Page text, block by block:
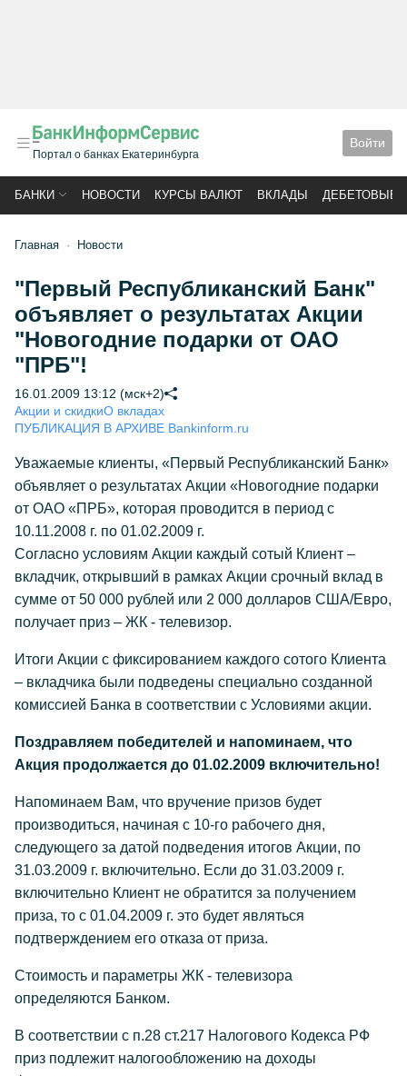
Портал о банках Екатеринбурга
Войти
БАНКИ НОВОСТИ КУРСЫ ВАЛЮТ ВКЛАДЫ ДЕБЕТОВЫЕ
Главная Новости
"Первый Республиканский Банк"
объявляет о результатах Акции
"Новогодние подарки от ОАО
"ПРБ"!
16.01.2009 13:12 (мск+2)
Акции и скидкиО вкладах
ПУБЛИКАЦИЯ В АРХИВЕ Bankinform.ru
Уважаемые клиенты, «Первый Республиканский Банк»
объявляет о результатах Акции «Новогодние подарки
от ОАО «ПРБ», которая проводится в период с
10.11.2008 г. по 01.02.2009 г.
Согласно условиям Акции каждый сотый Клиент –
вкладчик, открывший в рамках Акции срочный вклад в
сумме от 50 000 рублей или 2 000 долларов США/Евро,
получает приз – ЖК - телевизор.
Итоги Акции с фиксированием каждого сотого Клиента
– вкладчика были подведены специально созданной
комиссией Банка в соответствии с Условиями акции.
Поздравляем победителей и напоминаем, что
Акция продолжается до 01.02.2009 включительно!
Напоминаем Вам, что вручение призов будет
производиться, начиная с 10-го рабочего дня,
следующего за датой подведения итогов Акции, по
31.03.2009 г. включительно. Если до 31.03.2009 г.
включительно Клиент не обратится за получением
приза, то с 01.04.2009 г. это будет являться
подтверждением его отказа от приза.
Стоимость и параметры ЖК - телевизора
определяются Банком.
В соответствии с п.28 ст.217 Налогового Кодекса РФ
приз подлежит налогообложению на доходы